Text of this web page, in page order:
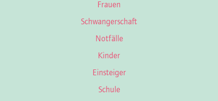
Frauen
Schwangerschaft
Notfälle
Kinder
Einsteiger
Schule